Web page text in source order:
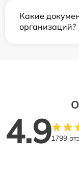
Какие
организаций?
4.91799